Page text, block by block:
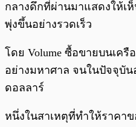
กลางดึกที่ผ่านมาแสดงให้เ
พุ่งขึ้นอย่างรวดเร็ว
โดย Volume ซื้อขายบนเครื
อย่างมหาศาล จนในปัจจุบั
ดอลลาร์
หนึ่งในสาเหตุที่ทำให้ราคาข